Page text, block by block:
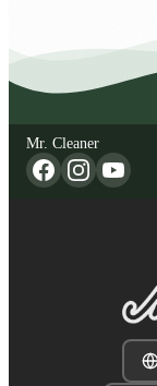
Mr. Cleaner